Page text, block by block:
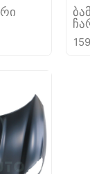
159